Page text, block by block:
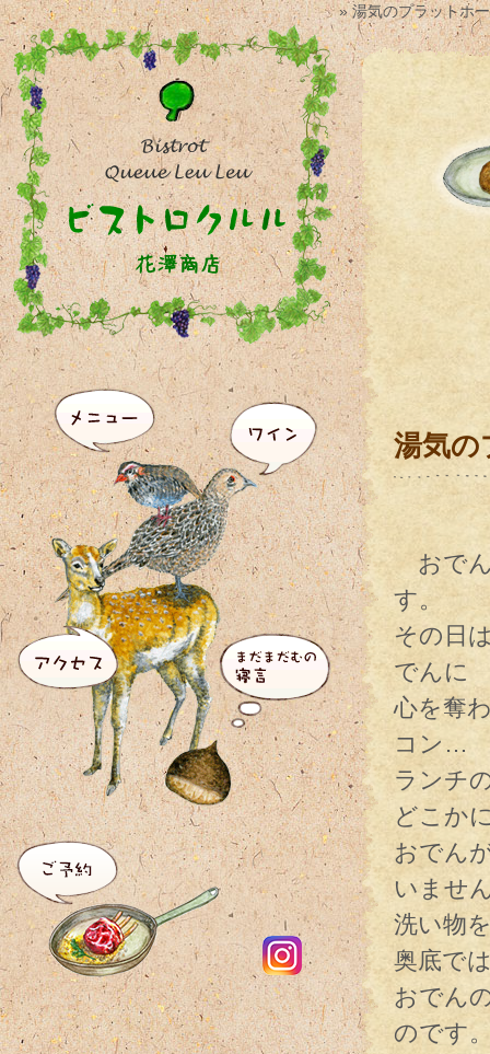
» 湯気のプラットホ
湯気の
おでん
す。
その日
でんに
心を奪
コン…
ランチ
どこか
おでん
いませ
洗い物
奥底で
おでん
のです